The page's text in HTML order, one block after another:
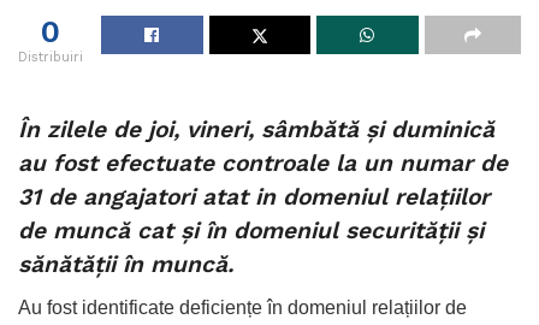
0
Distribuiri
În zilele de joi, vineri, sâmbătă și duminică
au fost efectuate controale la un numar de
31 de angajatori atat in domeniul relațiilor
de muncă cat și în domeniul securității și
sănătății în muncă.
Au fost identificate deficiențe în domeniul relațiilor de